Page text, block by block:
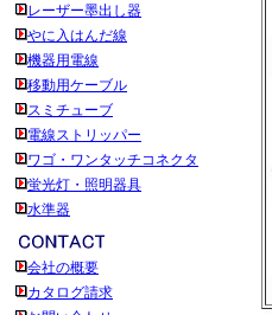
レーザー墨出し器
やに入はんだ線
機器用電線
移動用ケーブル
スミチューブ
電線ストリッパー
ワゴ・ワンタッチコネクタ
蛍光灯・照明器具
水準器
会社の概要
カタログ請求